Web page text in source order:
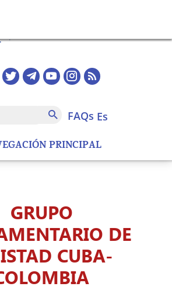
PRINCIPAL
home
FAQs
FAQs es
GRUPO
DE
CUBA-